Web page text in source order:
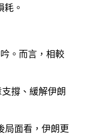
。
。而言，相較
撐、緩解伊朗
局面看，伊朗更